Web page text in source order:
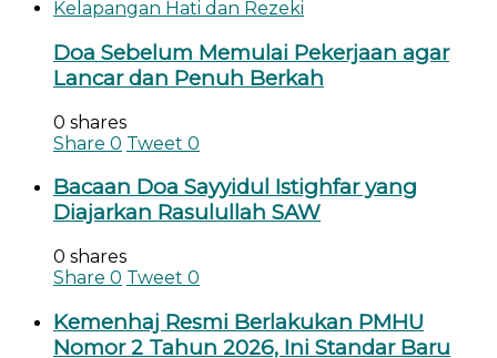
Doa Sebelum Memulai Pekerjaan agar
Lancar dan Penuh Berkah
0 shares
Share 0 Tweet 0
Bacaan Doa Sayyidul Istighfar yang
Diajarkan Rasulullah SAW
0 shares
Share 0 Tweet 0
Kemenhaj Resmi Berlakukan PMHU
Nomor 2 Tahun 2026, Ini Standar Baru